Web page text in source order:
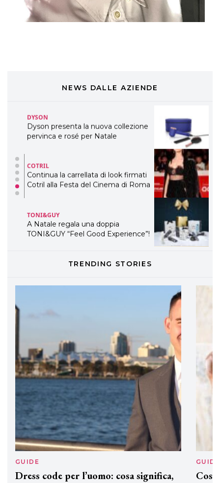
NEWS DALLE AZIENDE
DAVINES
Davines presenta cofanetti beauty
WELLNESS CONGRESS 2022: I
DYSON
Dyson presenta la nuova collezione
pervinca e rosé per Natale
COTRIL
Continua la carrellata di look firmati
Cotril alla Festa del Cinema di Roma
TONI&GUY
A Natale regala una doppia
TONI&GUY “Feel Good Experience”!
LABEL.M lancia la sua innovativa ed
professionali
TRENDING STORIES
GUIDE
Dress code per l’uomo: cosa significa,
GUIDE